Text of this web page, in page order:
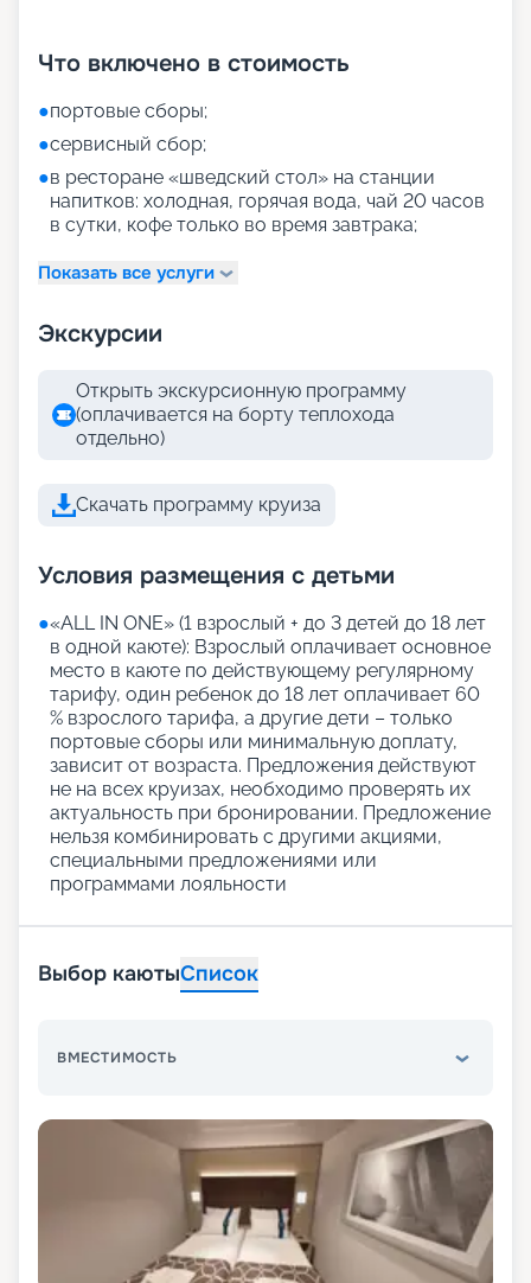
Что включено в стоимость
●портовые сборы;
●сервисный сбор;
●в ресторане «шведский стол» на станции
напитков: холодная, горячая вода, чай 20 часов
в сутки, кофе только во время завтрака;
Показать все услуги
Экскурсии
Открыть экскурсионную программу
(оплачивается на борту теплохода
отдельно)
Скачать программу круиза
Условия размещения с детьми
●«АLL IN ONE» (1 взрослый + до 3 детей до 18 лет
в одной каюте): Взрослый оплачивает основное
место в каюте по действующему регулярному
тарифу, один ребенок до 18 лет оплачивает 60
% взрослого тарифа, а другие дети – только
портовые сборы или минимальную доплату,
зависит от возраста. Предложения действуют
не на всех круизах, необходимо проверять их
актуальность при бронировании. Предложение
нельзя комбинировать с другими акциями,
специальными предложениями или
программами лояльности
Выбор каютыСписок
ВМЕСТИМОСТЬ